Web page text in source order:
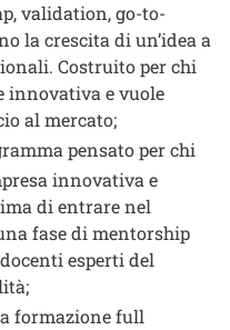
validation, go-to-
la crescita di un’idea a
Costruito per chi
innovativa e vuole
al mercato;
in una nuova finestra
pensato per chi
innovativa e
di entrare nel
fase di mentorship
esperti del
link in una nuova
formazione full